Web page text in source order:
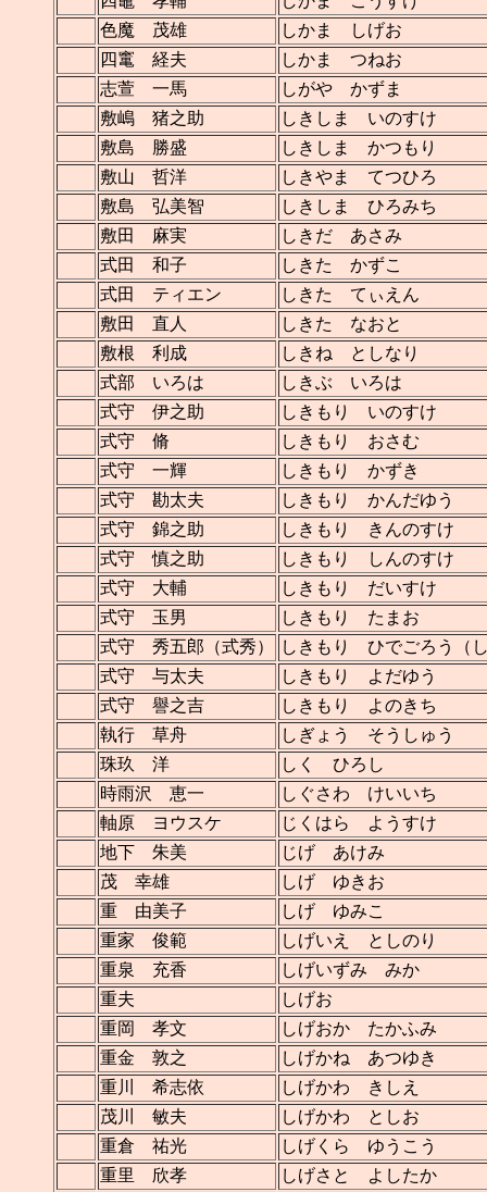
色魔 茂雄
しかま しげお
四竃 経夫
しかま つねお
志萱 一馬
しがや かずま
敷嶋 猪之助
しきしま いのすけ
敷島 勝盛
しきしま かつもり
敷山 哲洋
しきやま てつひろ
敷島 弘美智
しきしま ひろみち
敷田 麻実
しきだ あさみ
式田 和子
しきた かずこ
式田 ティエン
しきた てぃえん
敷田 直人
しきた なおと
敷根 利成
しきね としなり
式部 いろは
しきぶ いろは
式守 伊之助
しきもり いのすけ
式守 脩
しきもり おさむ
式守 一輝
しきもり かずき
式守 勘太夫
しきもり かんだゆう
式守 錦之助
しきもり きんのすけ
式守 慎之助
しきもり しんのすけ
式守 大輔
しきもり だいすけ
式守 玉男
しきもり たまお
式守 秀五郎（式秀）
しきもり ひでごろう（
式守 与太夫
しきもり よだゆう
式守 譽之吉
しきもり よのきち
執行 草舟
しぎょう そうしゅう
珠玖 洋
しく ひろし
時雨沢 恵一
しぐさわ けいいち
軸原 ヨウスケ
じくはら ようすけ
地下 朱美
じげ あけみ
茂 幸雄
しげ ゆきお
重 由美子
しげ ゆみこ
重家 俊範
しげいえ としのり
重泉 充香
しげいずみ みか
重夫
しげお
重岡 孝文
しげおか たかふみ
重金 敦之
しげかね あつゆき
重川 希志依
しげかわ きしえ
茂川 敏夫
しげかわ としお
重倉 祐光
しげくら ゆうこう
重里 欣孝
しげさと よしたか